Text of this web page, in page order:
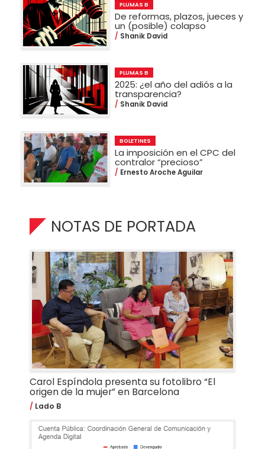
PLUMAS B
De reformas, plazos, jueces y
un (posible) colapso
Shanik David
PLUMAS B
2025: ¿el año del adiós a la
transparencia?
Shanik David
BOLETINES
La imposición en el CPC del
contralor “precioso”
Ernesto Aroche Aguilar
NOTAS DE PORTADA
Carol Espíndola presenta su fotolibro “El
origen de la mujer” en Barcelona
Lado B